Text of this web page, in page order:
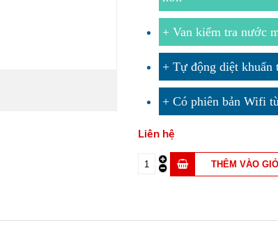
+ Van kiểm tra nước
+ Tự động diệt khuẩn
+ Có phiên bản Wifi
Liên hệ